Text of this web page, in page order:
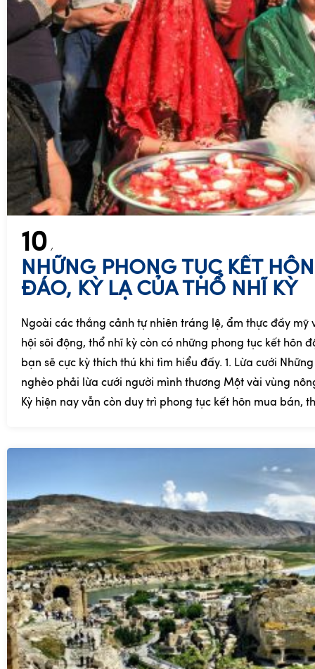
10
NHỮNG PHONG TỤC KẾT
ĐÁO, KỲ LẠ CỦA THỔ NHĨ KỲ
Ngoài các thắng cảnh tự nhiên tráng lệ, ẩm thực đầy mỹ
hội sôi động, thổ nhĩ kỳ còn có những phong tục kết hôn
bạn sẽ cực kỳ thích thú khi tìm hiểu đấy. 1. Lừa cưới
nghèo phải lừa cưới người mình thương Một vài vùng
Kỳ hiện nay vẫn còn duy trì phong tục kết hôn mua bán,